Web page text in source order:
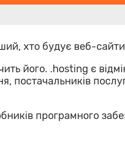
хто будує веб-
його. .hosting є
постачальників
програмного